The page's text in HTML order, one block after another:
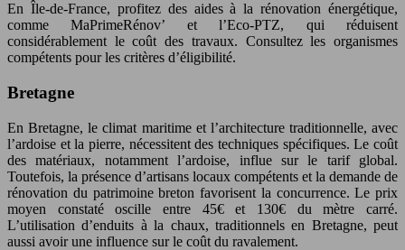
En Île-de-France, profitez des aides à la rénovation énergétique,
comme MaPrimeRénov’ et l’Eco-PTZ, qui réduisent
considérablement le coût des travaux. Consultez les organismes
compétents pour les critères d’éligibilité.
Bretagne
En Bretagne, le climat maritime et l’architecture traditionnelle, avec
l’ardoise et la pierre, nécessitent des techniques spécifiques. Le coût
des matériaux, notamment l’ardoise, influe sur le tarif global.
Toutefois, la présence d’artisans locaux compétents et la demande de
rénovation du patrimoine breton favorisent la concurrence. Le prix
moyen constaté oscille entre 45€ et 130€ du mètre carré.
L’utilisation d’enduits à la chaux, traditionnels en Bretagne, peut
aussi avoir une influence sur le coût du ravalement.